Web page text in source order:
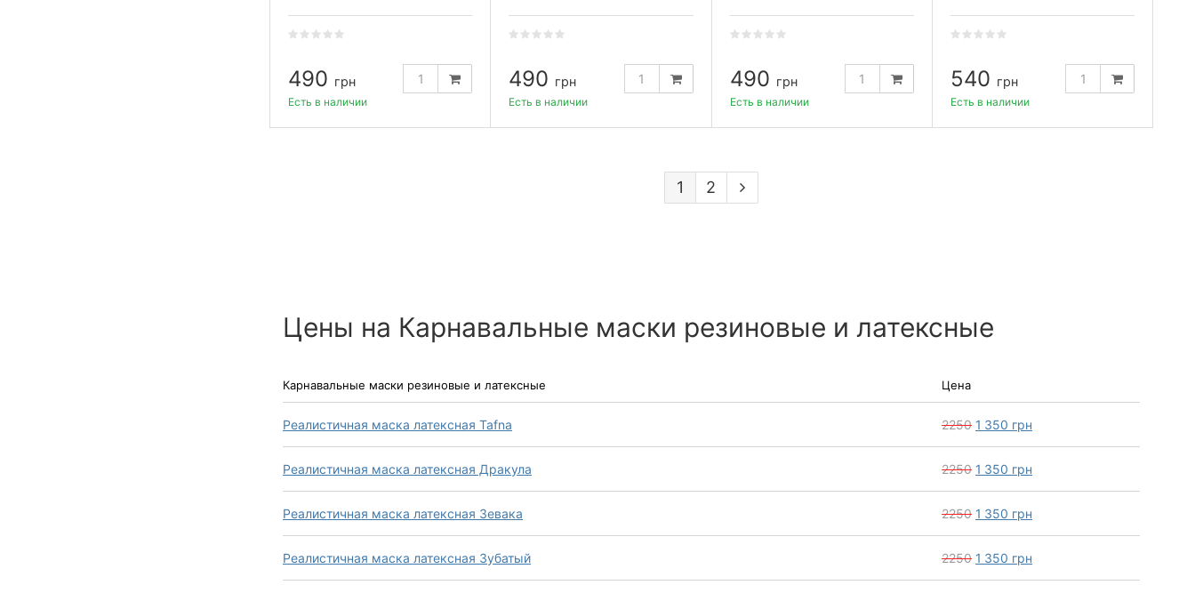
Цены на Карнавальные маски резиновые и латексные
Карнавальные маски резиновые и латексные Цена
Реалистичная маска латексная Tafna 2250 1 350 грн
Реалистичная маска латексная Дракула 2250 1 350 грн
Реалистичная маска латексная Зевака 2250 1 350 грн
Реалистичная маска латексная Зубатый 2250 1 350 грн
490 грн
Есть в наличии
490 грн
Есть в наличии
490 грн
Есть в наличии
540 грн
Есть в наличии
1 2